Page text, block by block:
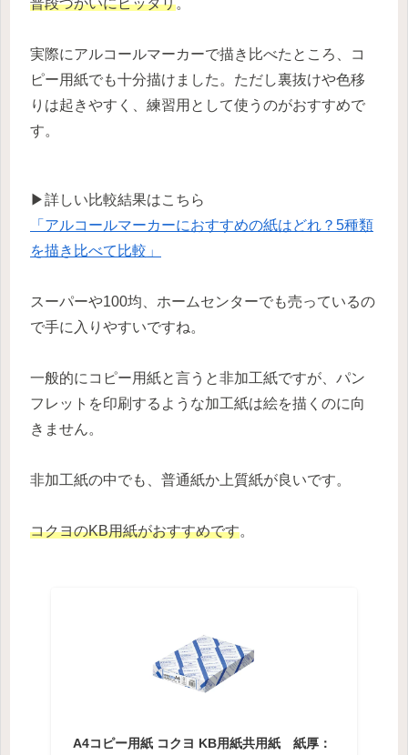
普段づかいにピッタリ。
実際にアルコールマーカーで描き比べたところ、コ
ピー用紙でも十分描けました。ただし裏抜けや色移
りは起きやすく、練習用として使うのがおすすめで
す。
▶詳しい比較結果はこちら
「アルコールマーカーにおすすめの紙はどれ？5種類
を描き比べて比較」
スーパーや100均、ホームセンターでも売っているの
で手に入りやすいですね。
一般的にコピー用紙と言うと非加工紙ですが、パン
フレットを印刷するような加工紙は絵を描くのに向
きません。
非加工紙の中でも、普通紙か上質紙が良いです。
コクヨのKB用紙がおすすめです。
A4コピー用紙 コクヨ KB用紙共用紙 紙厚：